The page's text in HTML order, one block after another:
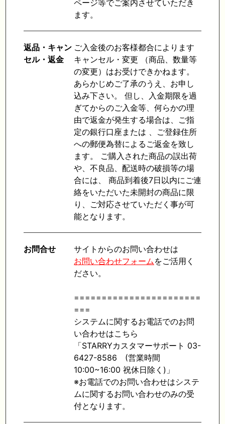
ページ等でご案内させていただき
ます。
返品・キャン
セル・返金
ご入金後のお客様都合によります
キャンセル・変更 （商品、数量等
の変更）はお受けできかねます。
あらかじめご了承のうえ、お申し
込み下さい。 但し、入金期限を過
ぎてからのご入金等、何らかの理
由で返金が発生する場合は、ご指
定の銀行口座または 、ご登録住所
への郵便為替によるご返金を致し
ます。 ご購入された商品の誤出荷
や、不良品、配送時の破損等の場
合には、 商品到着後7日以内にご連
絡をいただいた未開封の商品に限
り、ご対応させていただく事が可
能となります。
お問合せ
サイトからのお問い合わせは
お問い合わせフォームをご活用く
ださい。
=======================
===
システムに関するお電話でのお問
い合わせはこちら
「STARRYカスタマーサポート 03-
6427-8586 (営業時間
10:00~16:00 祝休日除く)」
※お電話でのお問い合わせはシステ
ムに関するお問い合わせのみの受
付となります。